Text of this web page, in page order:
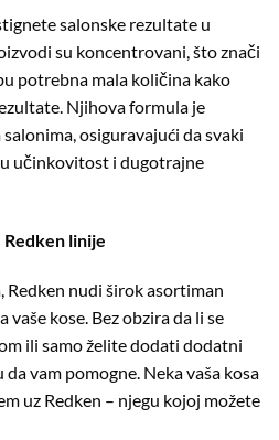
salonske rezultate u
su koncentrovani, što znači
potrebna mala količina kako
Njihova formula je
osiguravajući da svaki
učinkovitost i dugotrajne
linije
nudi širok asortiman
kose. Bez obzira da li se
ili samo želite dodati dodatni
vam pomogne. Neka vaša kosa
uz Redken – njegu kojoj možete